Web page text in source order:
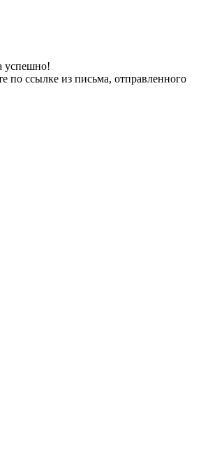
успешно!
по ссылке из письма, отправленного